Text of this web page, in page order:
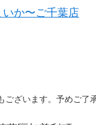
か〜ご千葉店
ざいます。予めご了